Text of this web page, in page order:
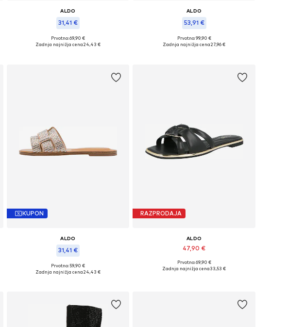
ALDO
31,41 €
Razpoložljive velikosti: 36-36,5
Prvotno: 69,90 €
Zadnja najnižja cena24,43 €
ALDO
53,91 €
Razpoložljive velikosti: 40
Prvotno: 99,90 €
Zadnja najnižja cena27,96 €
KUPON
ALDO
31,41 €
Razpoložljive velikosti: 36-36,5
Prvotno: 59,90 €
Zadnja najnižja cena24,43 €
RAZPRODAJA
ALDO
47,90 €
Razpoložljive velikosti: 37, 40
Prvotno: 69,90 €
Zadnja najnižja cena33,53 €